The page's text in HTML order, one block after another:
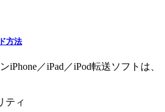
方法
iPhone／iPad／iPod転送ソフトは、
ティ